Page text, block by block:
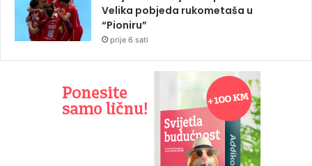
Velika pobjeda rukometaša u
“Pioniru”
prije 6 sati